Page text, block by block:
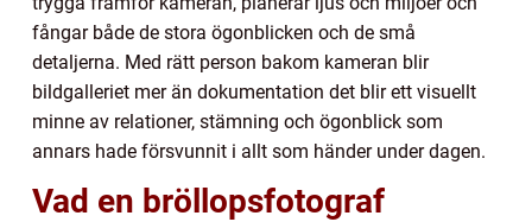
fångar både de stora ögonblicken och de små
detaljerna. Med rätt person bakom kameran blir
bildgalleriet mer än dokumentation det blir ett visuellt
minne av relationer, stämning och ögonblick som
annars hade försvunnit i allt som händer under dagen.
Vad en bröllopsfotograf